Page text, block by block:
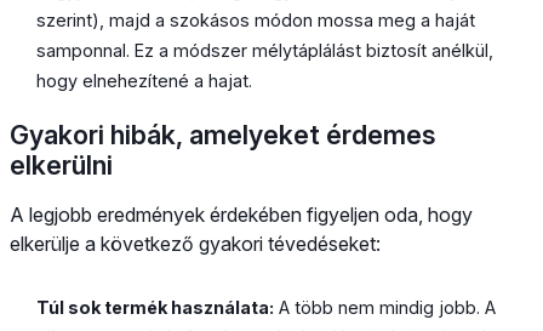
szerint), majd a szokásos módon mossa meg a haját
samponnal. Ez a módszer mélytáplálást biztosít anélkül,
hogy elnehezítené a hajat.
Gyakori hibák, amelyeket érdemes
elkerülni
A legjobb eredmények érdekében figyeljen oda, hogy
elkerülje a következő gyakori tévedéseket:
Túl sok termék használata: A több nem mindig jobb. A